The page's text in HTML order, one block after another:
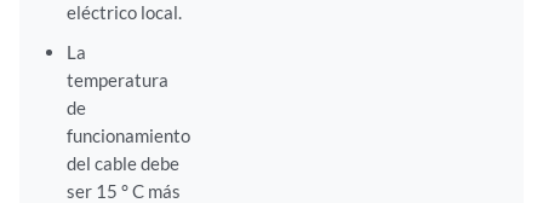
eléctrico local.
La
temperatura
de
funcionamiento
del cable debe
ser 15 ° C más